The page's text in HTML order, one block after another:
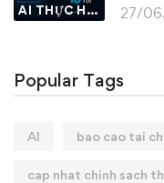
AI THỰC HÀNH 27/
Popular Tags
AI bao cao tai
cap nhat chinh sach